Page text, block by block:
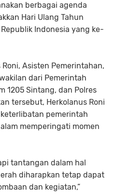
berbagai agenda
Hari Ulang Tahun
Indonesia yang ke-
Asisten Pemerintahan,
dari Pemerintah
1205 Sintang, dan Polres
tersebut, Herkolanus Roni
pemerintah
memperingati momen
tantangan dalam hal
diharapkan tetap dapat
dan kegiatan,”